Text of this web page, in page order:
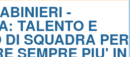
-
TALENTO E
DI SQUADRA PER
SEMPRE PIU' IN